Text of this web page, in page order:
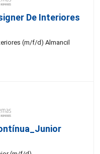
De Interiores
(m/f/d) Almancil